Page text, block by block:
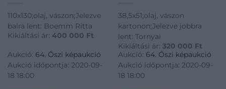
110x130;olaj, vászon;Jelezve
balra lent: Boemm Ritta
Kikiáltási ár: 400 000 Ft
Aukció: 64. Őszi képaukció
Aukció időpontja: 2020-09-
18 18:00
38,5x51;olaj, vászon
kartonon;Jelezve jobbra
lent: Tornyai
Kikiáltási ár: 320 000 Ft
Aukció: 64. Őszi képaukció
Aukció időpontja: 2020-09-
18 18:00